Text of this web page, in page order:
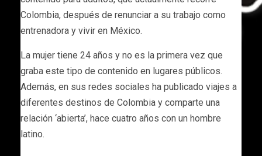
Colombia, después de renunciar a su trabajo como
entrenadora y vivir en México.
La mujer tiene 24 años y no es la primera vez que
graba este tipo de contenido en lugares públicos.
Además, en sus redes sociales ha publicado viajes a
diferentes destinos de Colombia y comparte una
relación ‘abierta’, hace cuatro años con un hombre
latino.